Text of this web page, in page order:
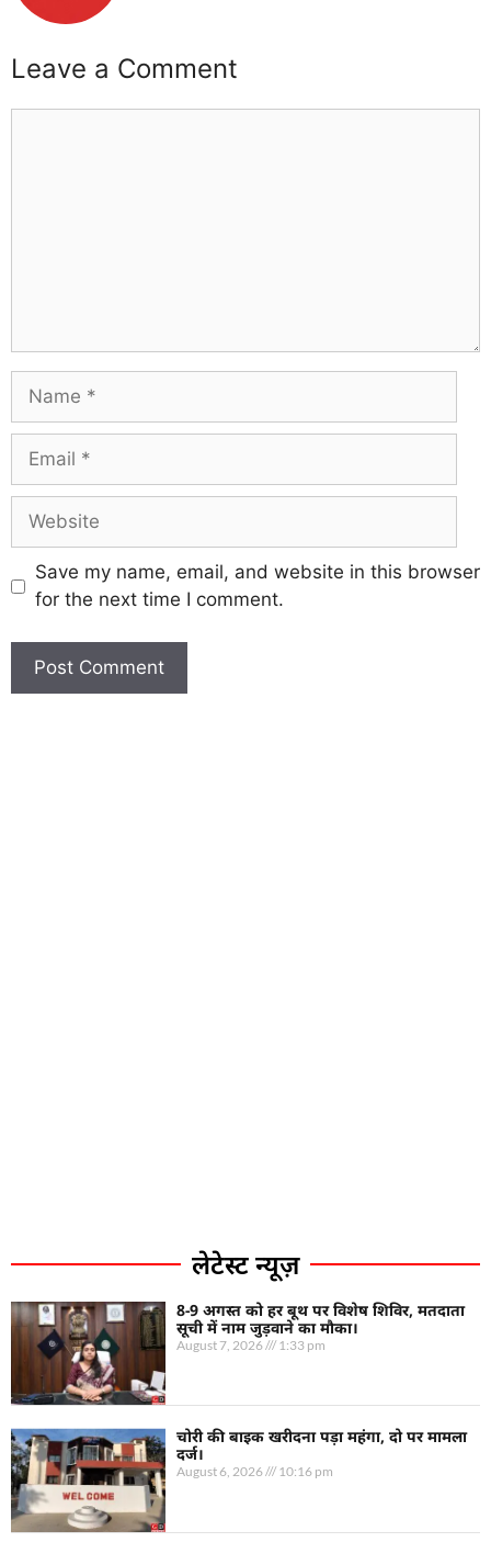
लेटेस्ट न्यूज़
8-9 अगस्त को हर बूथ पर विशेष शिविर, मतदाता
सूची में नाम जुड़वाने का मौका।
August 7, 2026 1:33 pm
चोरी की बाइक खरीदना पड़ा महंगा, दो पर मामला
दर्ज।
August 6, 2026 10:16 pm
Leave a Comment
Save my name, email, and website in this browser
for the next time I comment.